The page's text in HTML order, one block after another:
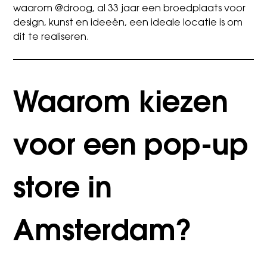
waarom @droog, al 33 jaar een broedplaats voor
design, kunst en ideeën, een ideale locatie is om
dit te realiseren.
Waarom kiezen
voor een pop-up
store in
Amsterdam?